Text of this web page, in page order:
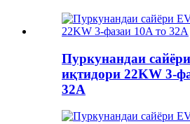
Пуркунандаи
иқтидори 22KW 3-
32A